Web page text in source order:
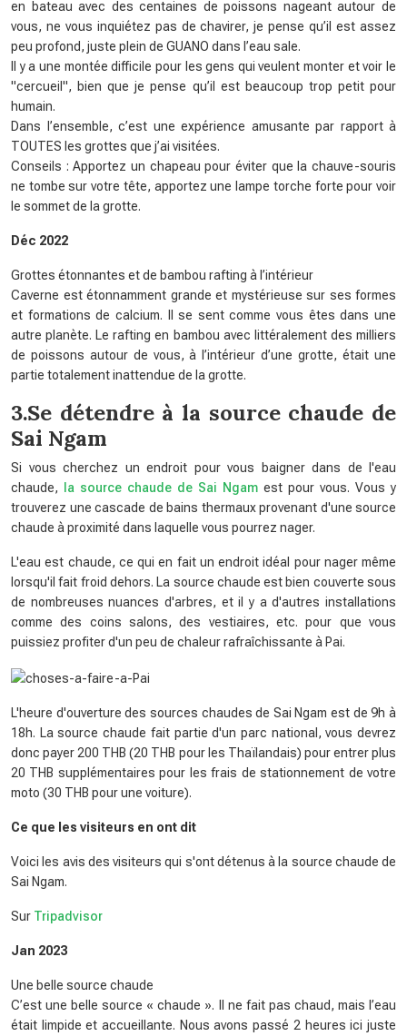
en bateau avec des centaines de poissons nageant autour de
vous, ne vous inquiétez pas de chavirer, je pense qu’il est assez
peu profond, juste plein de GUANO dans l’eau sale.
Il y a une montée difficile pour les gens qui veulent monter et voir le
"cercueil", bien que je pense qu’il est beaucoup trop petit pour
humain.
Dans l’ensemble, c’est une expérience amusante par rapport à
TOUTES les grottes que j’ai visitées.
Conseils : Apportez un chapeau pour éviter que la chauve-souris
ne tombe sur votre tête, apportez une lampe torche forte pour voir
le sommet de la grotte.
Déc 2022
Grottes étonnantes et de bambou rafting à l’intérieur
Caverne est étonnamment grande et mystérieuse sur ses formes
et formations de calcium. Il se sent comme vous êtes dans une
autre planète. Le rafting en bambou avec littéralement des milliers
de poissons autour de vous, à l’intérieur d’une grotte, était une
partie totalement inattendue de la grotte.
3.Se détendre à la source chaude de
Sai Ngam
Si vous cherchez un endroit pour vous baigner dans de l'eau
chaude,
la source chaude de Sai Ngam est pour vous. Vous y
trouverez une cascade de bains thermaux provenant d'une source
chaude à proximité dans laquelle vous pourrez nager.
L'eau est chaude, ce qui en fait un endroit idéal pour nager même
lorsqu'il fait froid dehors. La source chaude est bien couverte sous
de nombreuses nuances d'arbres, et il y a d'autres installations
comme des coins salons, des vestiaires, etc. pour que vous
puissiez profiter d'un peu de chaleur rafraîchissante à Pai.
L'heure d'ouverture des sources chaudes de Sai Ngam est de 9h à
18h. La source chaude fait partie d'un parc national, vous devrez
donc payer 200 THB (20 THB pour les Thaïlandais) pour entrer plus
20 THB supplémentaires pour les frais de stationnement de votre
moto (30 THB pour une voiture).
Ce que les visiteurs en ont dit
Voici les avis des visiteurs qui s'ont détenus à la source chaude de
Sai Ngam.
Sur Tripadvisor
Jan 2023
Une belle source chaude
C’est une belle source « chaude ». Il ne fait pas chaud, mais l’eau
était limpide et accueillante. Nous avons passé 2 heures ici juste